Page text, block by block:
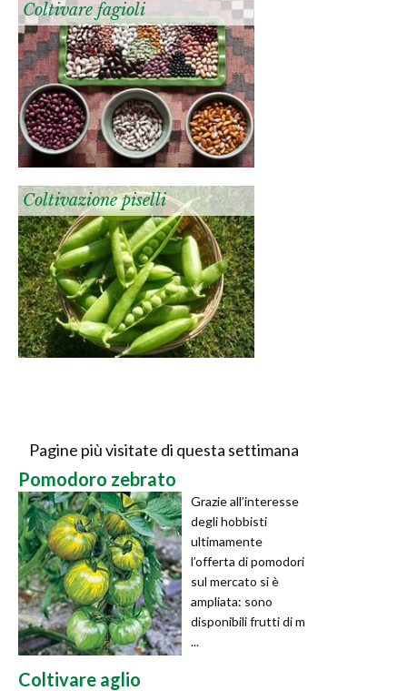
Coltivare fagioli
Coltivazione piselli
Pagine più visitate di questa settimana
Pomodoro zebrato
Grazie all’interesse
degli hobbisti
ultimamente
l’offerta di pomodori
sul mercato si è
ampliata: sono
disponibili frutti di m
...
Coltivare aglio